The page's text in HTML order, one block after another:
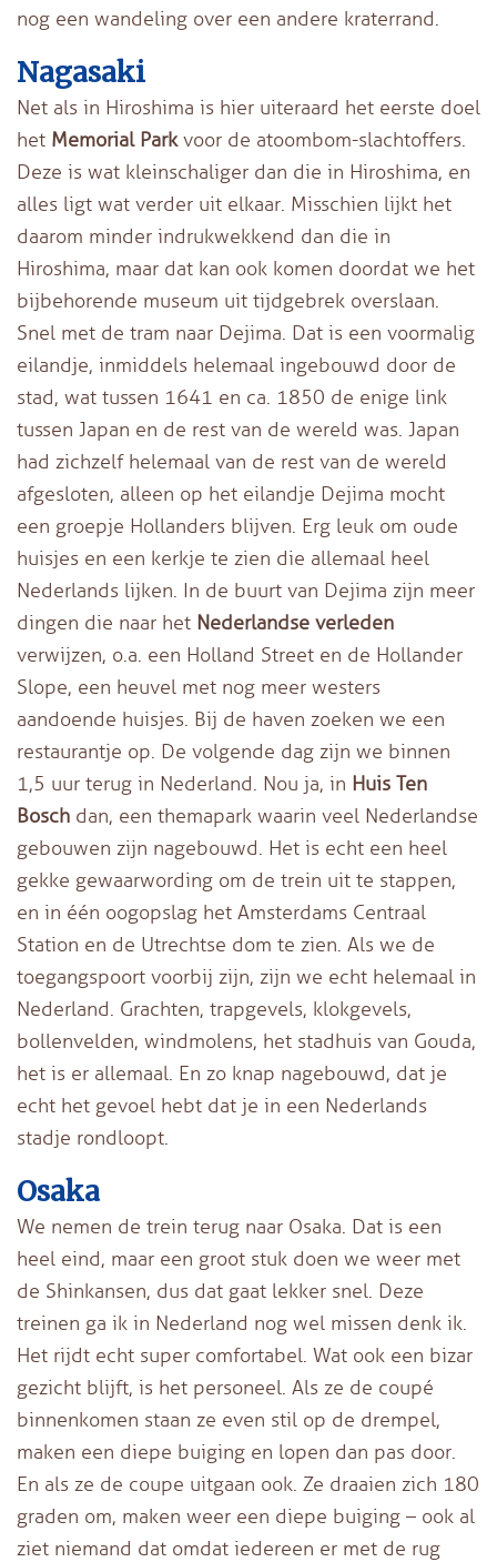
nog een wandeling over een andere kraterrand.
Nagasaki
Net als in Hiroshima is hier uiteraard het eerste doel
het Memorial Parkvoor de atoombom-slachtoffers.
Deze is wat kleinschaliger dan die in Hiroshima, en
alles ligt wat verder uit elkaar. Misschien lijkt het
daarom minder indrukwekkend dan die in
Hiroshima, maar dat kan ook komen doordat we het
bijbehorende museum uit tijdgebrek overslaan.
Snel met de tram naar Dejima. Dat is een voormalig
eilandje, inmiddels helemaal ingebouwd door de
stad, wat tussen 1641 en ca. 1850 de enige link
tussen Japan en de rest van de wereld was. Japan
had zichzelf helemaal van de rest van de wereld
afgesloten, alleen op het eilandje Dejima mocht
een groepje Hollanders blijven. Erg leuk om oude
huisjes en een kerkje te zien die allemaal heel
Nederlands lijken. In de buurt van Dejima zijn meer
dingen die naar het Nederlandse verleden
verwijzen, o.a. een Holland Street en de Hollander
Slope, een heuvel met nog meer westers
aandoende huisjes. Bij de haven zoeken we een
restaurantje op. De volgende dag zijn we binnen
1,5 uur terug in Nederland. Nou ja, in Huis Ten
Bosch dan, een themapark waarin veel Nederlandse
gebouwen zijn nagebouwd. Het is echt een heel
gekke gewaarwording om de trein uit te stappen,
en in één oogopslag het Amsterdams Centraal
Station en de Utrechtse dom te zien. Als we de
toegangspoort voorbij zijn, zijn we echt helemaal in
Nederland. Grachten, trapgevels, klokgevels,
bollenvelden, windmolens, het stadhuis van Gouda,
het is er allemaal. En zo knap nagebouwd, dat je
echt het gevoel hebt dat je in een Nederlands
stadje rondloopt.
Osaka
We nemen de trein terug naar Osaka. Dat is een
heel eind, maar een groot stuk doen we weer met
de Shinkansen, dus dat gaat lekker snel. Deze
treinen ga ik in Nederland nog wel missen denk ik.
Het rijdt echt super comfortabel. Wat ook een bizar
gezicht blijft, is het personeel. Als ze de coupé
binnenkomen staan ze even stil op de drempel,
maken een diepe buiging en lopen dan pas door.
En als ze de coupe uitgaan ook. Ze draaien zich 180
graden om, maken weer een diepe buiging – ook al
ziet niemand dat omdat iedereen er met de rug